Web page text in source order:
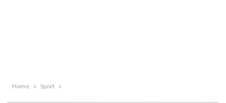
Home Sport